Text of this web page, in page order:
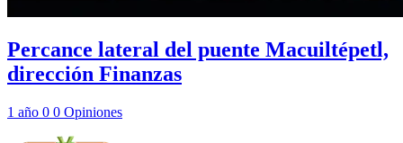
Percance lateral del puente Macuiltépetl,
dirección Finanzas
1 año 0 0 Opiniones